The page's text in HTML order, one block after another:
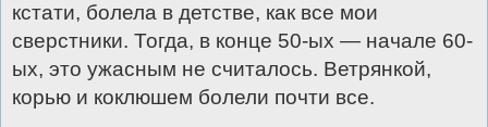
кстати, болела в детстве, как все мои
сверстники. Тогда, в конце 50-ых — начале 60-
ых, это ужасным не считалось. Ветрянкой,
корью и коклюшем болели почти все.